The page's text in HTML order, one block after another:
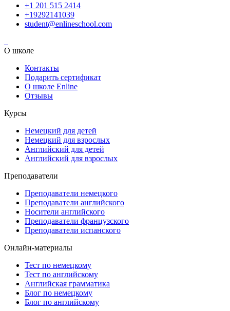
+1 201 515 2414
+19292141039
student@enlineschool.com
О школе
Контакты
Подарить сертификат
О школе Enline
Отзывы
Курсы
Немецкий для детей
Немецкий для взрослых
Английский для детей
Английский для взрослых
Преподаватели
Преподаватели немецкого
Преподаватели английского
Носители английского
Преподаватели французского
Преподаватели испанского
Онлайн-материалы
Тест по немецкому
Тест по английскому
Английская грамматика
Блог по немецкому
Блог по английскому